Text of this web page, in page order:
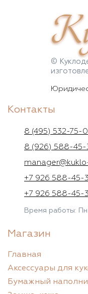
©
Контакты
8 (495) 532-75-
8 (926) 588-45-
+7 926 588-45-
+7 926 588-45-
Время работы:
Магазин
Главная
Аксессуары для
Бумажный